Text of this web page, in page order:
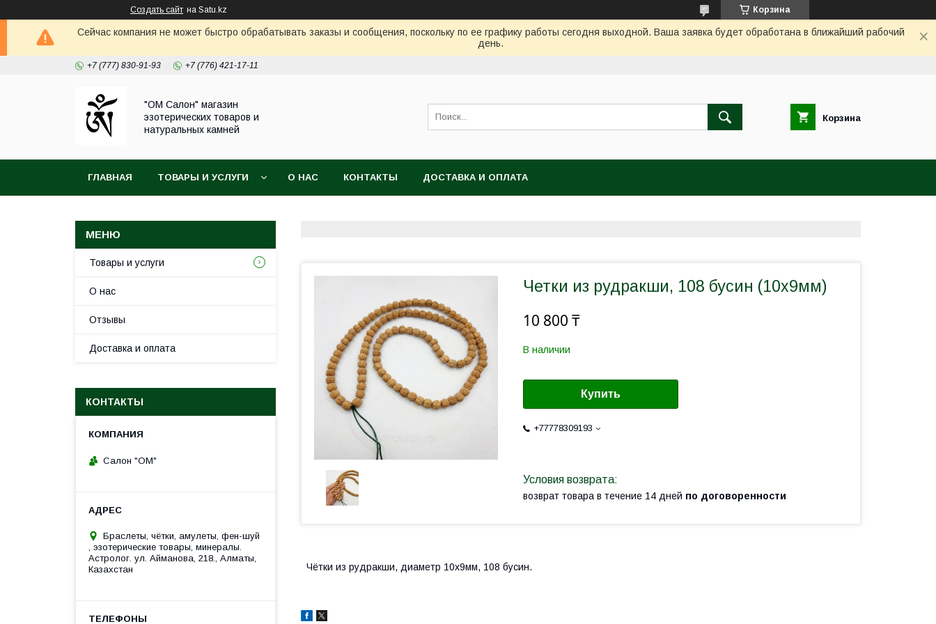
Создать сайт на Satu.kz Корзина
Сейчас компания не может быстро обрабатывать заказы и сообщения, поскольку по ее графику работы сегодня выходной. Ваша заявка будет обработана в ближайший рабочий
день.
+7 (777) 830-91-93 +7 (776) 421-17-11
"ОМ Салон" магазин
эзотерических товаров и
натуральных камней
Корзина
ГЛАВНАЯ ТОВАРЫ И УСЛУГИ О НАС КОНТАКТЫ ДОСТАВКА И ОПЛАТА
Четки из рудракши, 108 бусин (10х9мм)
10 800 ₸
В наличии
Купить
+77778309193
возврат товара в течение 14 дней по договоренности
Чётки из рудракши, диаметр 10х9мм, 108 бусин.
Товары и услуги
О нас
Отзывы
Доставка и оплата
КОНТАКТЫ
Салон "ОМ"
Браслеты, чётки, амулеты, фен-шуй
, эзотерические товары, минералы.
Астролог. ул. Айманова, 218., Алматы,
Казахстан